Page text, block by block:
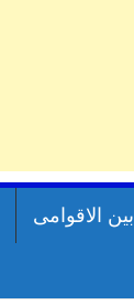
بین الاقوامی